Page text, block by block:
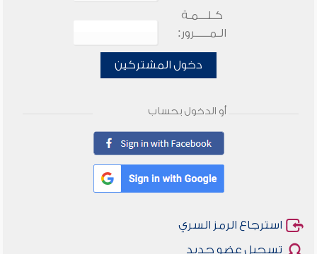
كـلـــمـة
الـمـــــرور:
دخول المشتركين
أو الدخول بحساب
استرجاع الرمز السري
تسجيل عضو جديد